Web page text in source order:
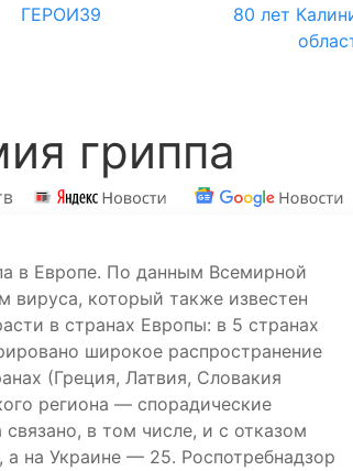
ГЕРОИ39
80 лет
гриппа
в Европе. По данным Всемирной
вируса, который также известен
в странах Европы: в 5 странах
широкое распространение
(Греция, Латвия, Словакия
региона — спорадические
в том числе, и с отказом
а на Украине — 25. Роспотребнадзор